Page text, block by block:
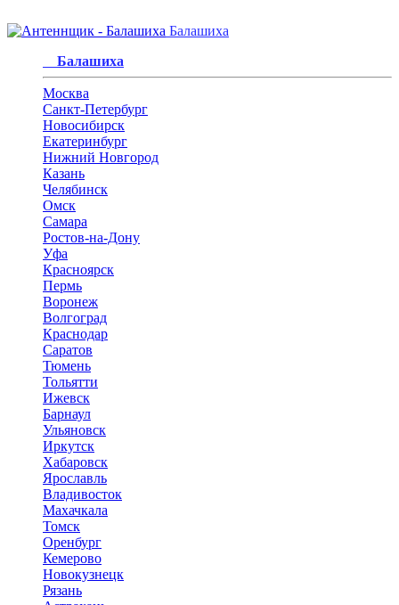
Балашиха
Балашиха
Москва
Санкт-Петербург
Новосибирск
Екатеринбург
Нижний Новгород
Казань
Челябинск
Омск
Самара
Ростов-на-Дону
Уфа
Красноярск
Пермь
Воронеж
Волгоград
Краснодар
Саратов
Тюмень
Тольятти
Ижевск
Барнаул
Ульяновск
Иркутск
Хабаровск
Ярославль
Владивосток
Махачкала
Томск
Оренбург
Кемерово
Новокузнецк
Рязань